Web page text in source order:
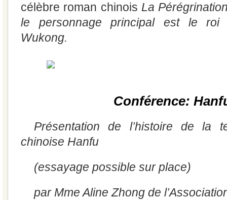
célèbre roman chinois La
le personnage principal est le roi
Wukong.
Conférence:
Présentation de l’histoire de la
chinoise Hanfu
(essayage possible sur place)
par Mme Aline Zhong de